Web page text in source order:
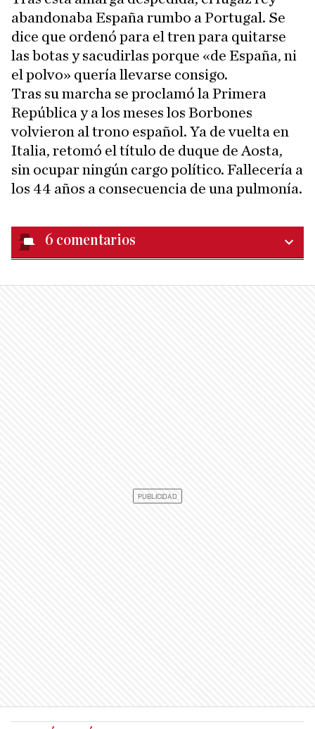
abandonaba España rumbo a Portugal. Se
dice que ordenó para el tren para quitarse
las botas y sacudirlas porque «de España, ni
el polvo» quería llevarse consigo.
Tras su marcha se proclamó la Primera
República y a los meses los Borbones
volvieron al trono español. Ya de vuelta en
Italia, retomó el título de duque de Aosta,
sin ocupar ningún cargo político. Fallecería a
los 44 años a consecuencia de una pulmonía.
6 comentarios